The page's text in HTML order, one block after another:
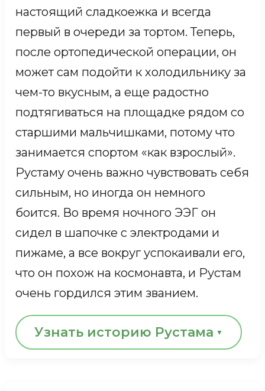
КАРТИНА НЕЛЛИ И КРИСТИНЫ
настоящий сладкоежка и всегда
первый в очереди за тортом. Теперь,
после ортопедической операции, он
может сам подойти к холодильнику за
чем-то вкусным, а еще радостно
подтягиваться на площадке рядом со
старшими мальчишками, потому что
занимается спортом «как взрослый».
Рустаму очень важно чувствовать себя
сильным, но иногда он немного
боится. Во время ночного ЭЭГ он
сидел в шапочке с электродами и
пижаме, а все вокруг успокаивали его,
что он похож на космонавта, и Рустам
очень гордился этим званием.
Узнать историю Рустама